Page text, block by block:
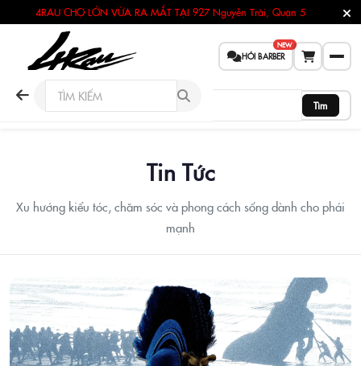
4RAU CHỢ LỚN VỪA RA MẮT TẠI 927 Nguyễn Trãi, Quận 5
HỎI BARBER
NEW
Tìm
Tin Tức
Xu hướng kiểu tóc, chăm sóc và phong cách sống dành cho phái
mạnh